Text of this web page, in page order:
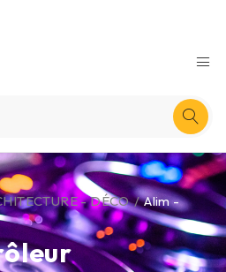
- DÉCO / Alim -